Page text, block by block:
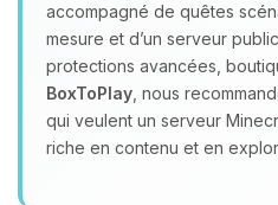
accompagné de quêtes
mesure et d’un serveur
protections avancées,
BoxToPlay , nous
qui veulent un serveur
riche en contenu et en